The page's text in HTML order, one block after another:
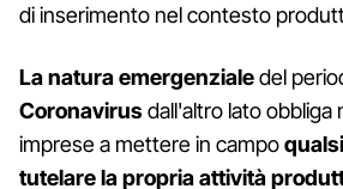
di inserimento nel contesto
La natura emergenzialedel
Coronavirusdall'altro lato obbliga
imprese a mettere in campo
tutelare la propria attività